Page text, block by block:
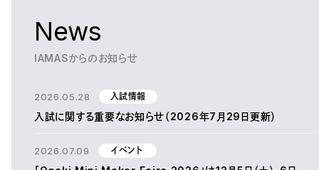
News
IAMASからのお知らせ
2026.05.28 入試情報
入試に関する重要なお知らせ（2026年7月29日更新）
2026.07.09 イベント